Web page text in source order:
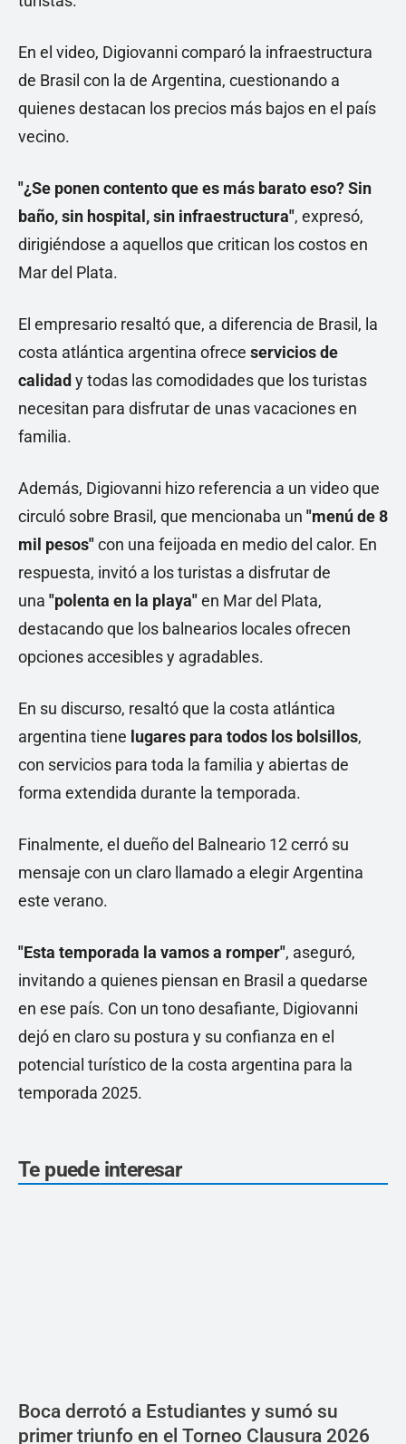
En el video, Digiovanni comparó la infraestructura
de Brasil con la de Argentina, cuestionando a
quienes destacan los precios más bajos en el país
vecino.
"¿Se ponen contento que es más barato eso? Sin
baño, sin hospital, sin infraestructura", expresó,
dirigiéndose a aquellos que critican los costos en
Mar del Plata.
El empresario resaltó que, a diferencia de Brasil, la
costa atlántica argentina ofrece servicios de
calidad y todas las comodidades que los turistas
necesitan para disfrutar de unas vacaciones en
familia.
Además, Digiovanni hizo referencia a un video que
circuló sobre Brasil, que mencionaba un "menú de 8
mil pesos"con una feijoada en medio del calor. En
respuesta, invitó a los turistas a disfrutar de
una "polenta en la playa"en Mar del Plata,
destacando que los balnearios locales ofrecen
opciones accesibles y agradables.
En su discurso, resaltó que la costa atlántica
argentina tiene lugares para todos los bolsillos,
con servicios para toda la familia y abiertas de
forma extendida durante la temporada.
Finalmente, el dueño del Balneario 12 cerró su
mensaje con un claro llamado a elegir Argentina
este verano.
"Esta temporada la vamos a romper", aseguró,
invitando a quienes piensan en Brasil a quedarse
en ese país. Con un tono desafiante, Digiovanni
dejó en claro su postura y su confianza en el
potencial turístico de la costa argentina para la
temporada 2025.
Te puede interesar
Boca derrotó a Estudiantes y sumó su
primer triunfo en el Torneo Clausura 2026